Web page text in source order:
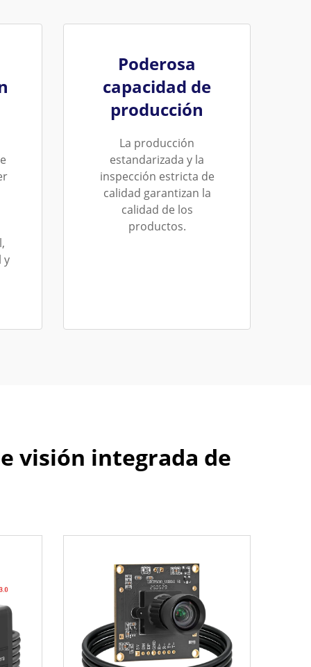
y
Poderosa
capacidad de
producción
La producción
estandarizada y la
inspección estricta de
calidad garantizan la
calidad de los
productos.
visión integrada de